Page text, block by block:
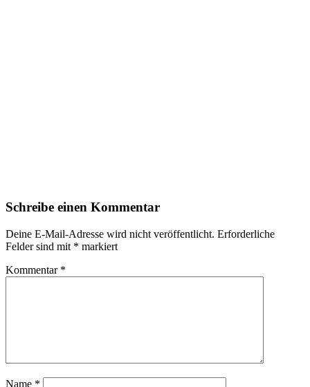
Schreibe einen Kommentar
Deine E-Mail-Adresse wird nicht veröffentlicht. Erforderliche
Felder sind mit * markiert
Kommentar *
Name *